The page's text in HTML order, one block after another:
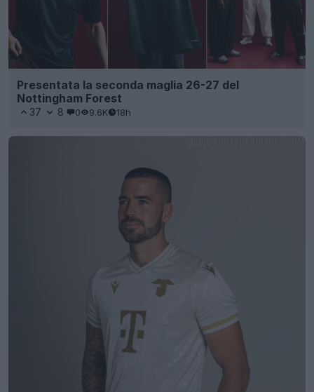
Presentata la seconda maglia 26-27 del
Nottingham Forest
37 8 0 9.6K 18h